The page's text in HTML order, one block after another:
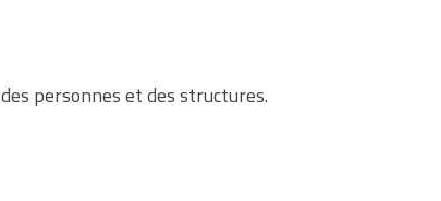
personnes et des structures.